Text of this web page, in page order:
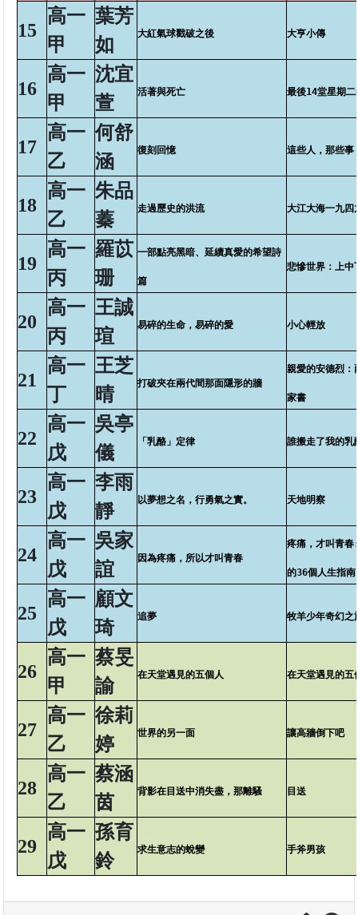
15
高一
甲
葉芳
如
大紅氣球戳破之後 大亨小傳
16
高一
甲
沈宜
萱
活著與死亡 最後14堂星期二
17
高一
乙
何舒
涵
復刻回憶 這些人，那些事
18
高一
乙
朱品
蓁
走過歷史的洪流 大江大海一九四
19
高一
丙
羅苡
珊
一部點亮黑暗、延續真愛的希望詩
篇
悲慘世界：上中
20
高一
丙
王誠
瑄
易碎的生命，易碎的愛 小心輕放
21
高一
丁
王芝
晴
打破夾在兩代間那面隱形的牆
親愛的安德烈：
家書
22
高一
戊
吳亭
儀
「乳酪」定律 誰搬走了我的乳
23
高一
戊
李雨
靜
以夢想之名，行勇氣之實。 天地明察
24
高一
戊
吳家
誼
因為疼痛，所以才叫青春
疼痛，才叫青
的36個人生指南
25
高一
戊
顧文
琦
追夢 牧羊少年奇幻之
26
高一
甲
蔡旻
諭
在天堂遇見的五個人 在天堂遇見的五
27
高一
乙
徐莉
婷
世界的另一面 讓高牆倒下吧
28
高一
乙
蔡涵
茵
背影在目送中消失盡，那離騷 目送
29
高一
戊
孫育
鈴
求生意志的蛻變 手斧男孩